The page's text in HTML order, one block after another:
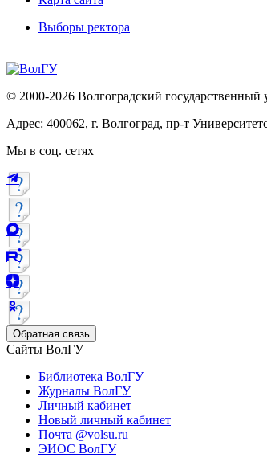
Выборы ректора
© 2000-2026 Волгоградский государственный
Адрес: 400062, г. Волгоград, пр-т
Мы в соц. сетях
Обратная связь
Сайты ВолГУ
Библиотека ВолГУ
Журналы ВолГУ
Личный кабинет
Новый личный кабинет
Почта @volsu.ru
ЭИОС ВолГУ